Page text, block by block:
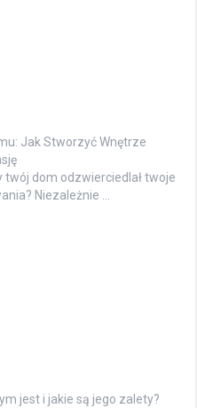
Jak Stworzyć Wnętrze
twój dom odzwierciedlał twoje
Niezależnie …
jest i jakie są jego zalety?